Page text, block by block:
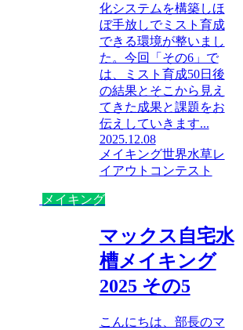
化システムを構築しほ
ぼ手放しでミスト育成
できる環境が整いまし
た。今回「その6」で
は、ミスト育成50日後
の結果とそこから見え
てきた成果と課題をお
伝えしていきます...
2025.12.08
メイキング世界水草レ
イアウトコンテスト
メイキング
マックス自宅水
槽メイキング
2025 その5
こんにちは、部長のマ